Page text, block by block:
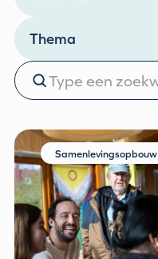
Samenlevingsopbouw